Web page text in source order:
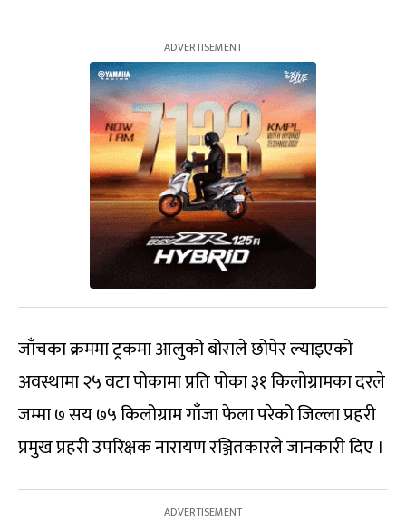
जाँचका क्रममा ट्रकमा आलुको बोराले छोपेर ल्याइएको
अवस्थामा २५ वटा पोकामा प्रति पोका ३१ किलोग्रामका दरले
जम्मा ७ सय ७५ किलोग्राम गाँजा फेला परेको जिल्ला प्रहरी
प्रमुख प्रहरी उपरिक्षक नारायण रञ्जितकारले जानकारी दिए ।